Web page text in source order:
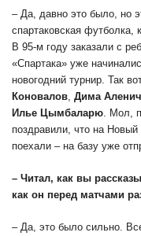
– Да, давно это было, но
спартаковская
В 95-м году заказали с
«Спартака» уже
новогодний турнир. Так
Коновалов Дима
Илье Цымбаларю . Мол,
поздравили, что на
поехали – на базу уже
– Читал, как вы
как он перед матчами
– Да, это было сильно.